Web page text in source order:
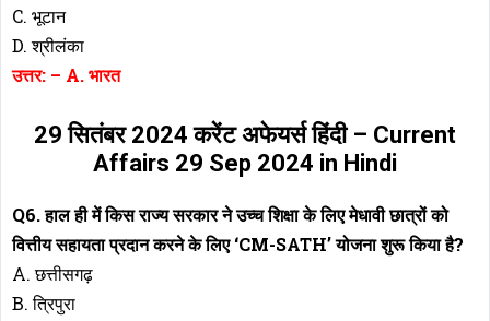
C. भूटान
D. श्रीलंका
उत्तर: – A. भारत
29 सितंबर 2024 करेंट अफेयर्स हिंदी – Current
Affairs 29 Sep 2024 in Hindi
Q6. हाल ही में किस राज्य सरकार ने उच्च शिक्षा के लिए मेधावी छात्रों को
वित्तीय सहायता प्रदान करने के लिए ‘CM-SATH’ योजना शुरू किया है?
A. छत्तीसगढ़
B. त्रिपुरा